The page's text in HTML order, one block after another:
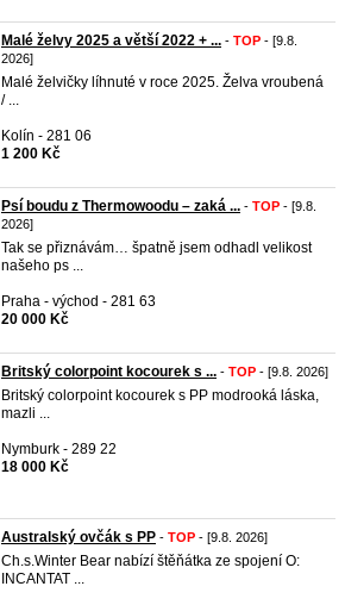
Malé želvy 2025 a větší 2022 + ... - TOP - [9.8.
2026]
Malé želvičky líhnuté v roce 2025. Želva vroubená
/ ...
Kolín - 281 06
1 200 Kč
Psí boudu z Thermowoodu – zaká ... - TOP - [9.8.
2026]
Tak se přiznávám… špatně jsem odhadl velikost
našeho ps ...
Praha - východ - 281 63
20 000 Kč
Britský colorpoint kocourek s ... - TOP - [9.8. 2026]
Britský colorpoint kocourek s PP modrooká láska,
mazli ...
Nymburk - 289 22
18 000 Kč
Australský ovčák s PP - TOP - [9.8. 2026]
Ch.s.Winter Bear nabízí štěňátka ze spojení O:
INCANTAT ...